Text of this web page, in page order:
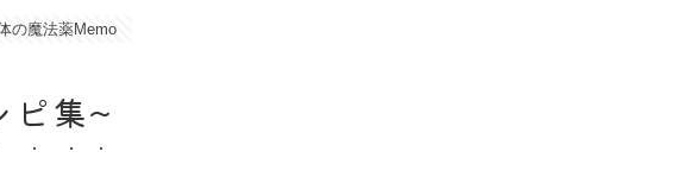
の魔法薬Memo
集~